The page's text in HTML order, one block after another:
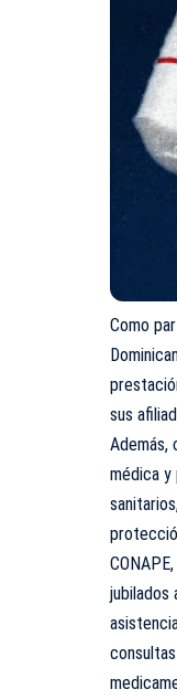
Como
sus
Además,
médica y
jubilados